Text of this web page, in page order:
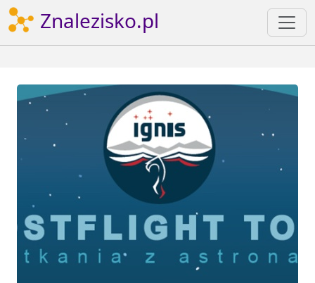
Znalezisko.pl